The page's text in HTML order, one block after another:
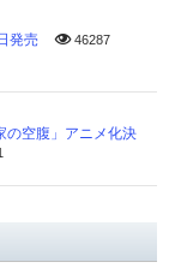
発売 46287
の空腹」アニメ化決